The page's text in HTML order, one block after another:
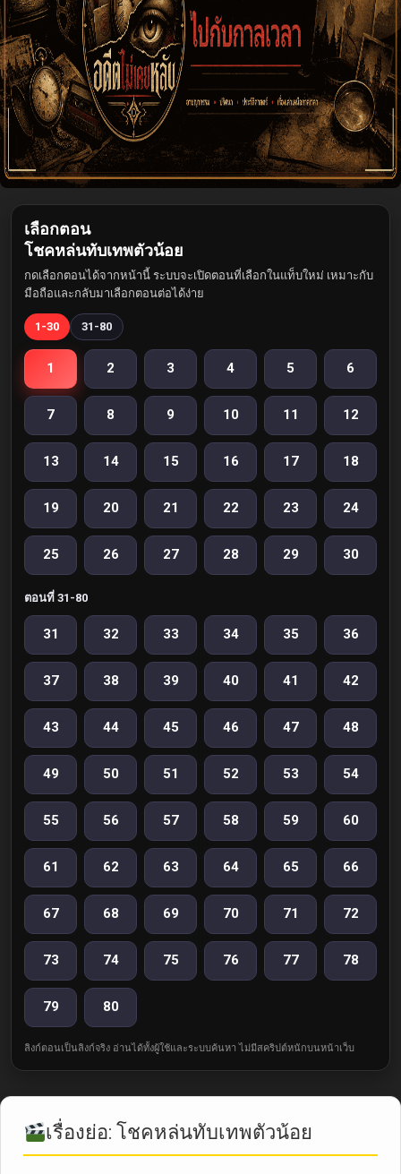
เลือกตอน
โชคหล่นทับเทพตัวน้อย
กดเลือกตอนได้จากหน้านี้ ระบบจะเปิดตอนที่เลือกในแท็บใหม่ เหมาะกับ
มือถือและกลับมาเลือกตอนต่อได้ง่าย
1-30 31-80
1 2 3 4 5 6
7 8 9 10 11 12
13 14 15 16 17 18
19 20 21 22 23 24
25 26 27 28 29 30
ตอนที่ 31-80
31 32 33 34 35 36
37 38 39 40 41 42
43 44 45 46 47 48
49 50 51 52 53 54
55 56 57 58 59 60
61 62 63 64 65 66
67 68 69 70 71 72
73 74 75 76 77 78
79 80
ลิงก์ตอนเป็นลิงก์จริง อ่านได้ทั้งผู้ใช้และระบบค้นหา ไม่มีสคริปต์หนักบนหน้าเว็บ
เรื่องย่อ: โชคหล่นทับเทพตัวน้อย